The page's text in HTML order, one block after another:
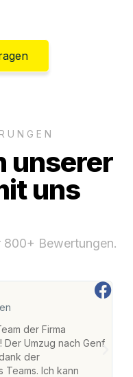
unserer
uns
800+ Bewertungen.
der Firma
Der Umzug nach Genf
der
Ich kann